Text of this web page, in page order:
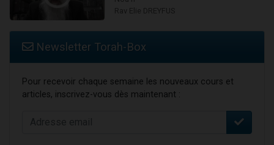
Newsletter Torah-Box
Pour recevoir chaque semaine les nouveaux cours et
articles, inscrivez-vous dès maintenant :